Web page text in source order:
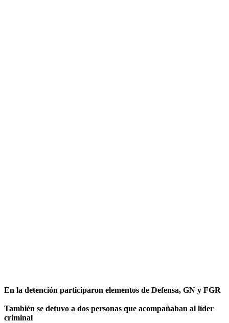
En la detención participaron elementos de Defensa, GN y FGR
También se detuvo a dos personas que acompañaban al líder
criminal